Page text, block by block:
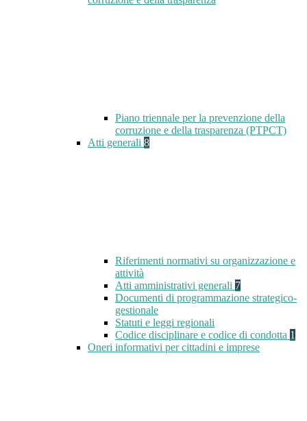
Piano triennale per la prevenzione della
corruzione e della trasparenza (PTPCT)
Atti generali 8
Riferimenti normativi su organizzazione e
attività
Atti amministrativi generali 7
Documenti di programmazione strategico-
gestionale
Statuti e leggi regionali
Codice disciplinare e codice di condotta 1
Oneri informativi per cittadini e imprese